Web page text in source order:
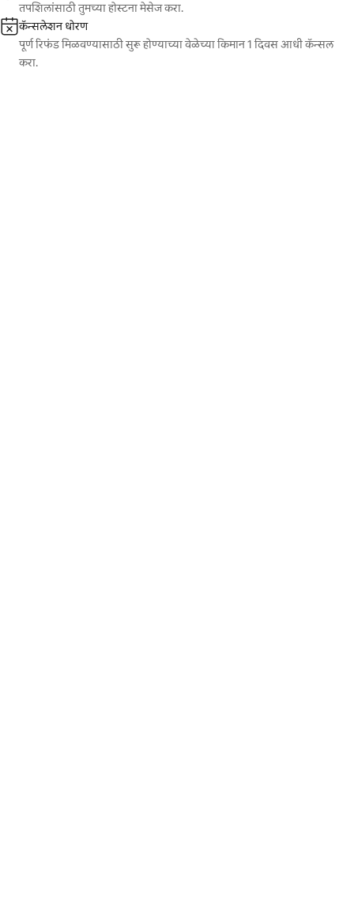
तपशिलांसाठी तुमच्या होस्टना मेसेज करा.
कॅन्सलेशन धोरण
पूर्ण रिफंड मिळवण्यासाठी सुरू होण्याच्या वेळेच्या किमान 1 दिवस आधी कॅन्सल
करा.